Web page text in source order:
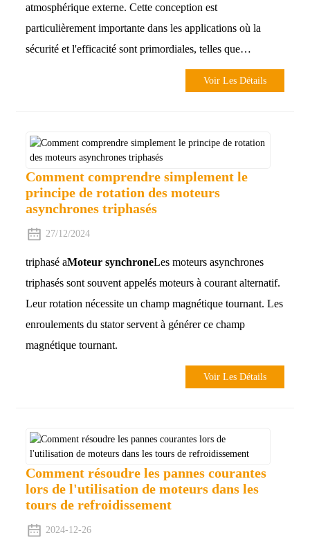
atmosphérique externe. Cette conception est
particulièrement importante dans les applications où la
sécurité et l'efficacité sont primordiales, telles que…
Voir Les Détails
Comment comprendre simplement le
principe de rotation des moteurs
asynchrones triphasés
27/12/2024
triphasé aMoteur synchroneLes moteurs asynchrones
triphasés sont souvent appelés moteurs à courant alternatif.
Leur rotation nécessite un champ magnétique tournant. Les
enroulements du stator servent à générer ce champ
magnétique tournant.
Voir Les Détails
Comment résoudre les pannes courantes
lors de l'utilisation de moteurs dans les
tours de refroidissement
2024-12-26